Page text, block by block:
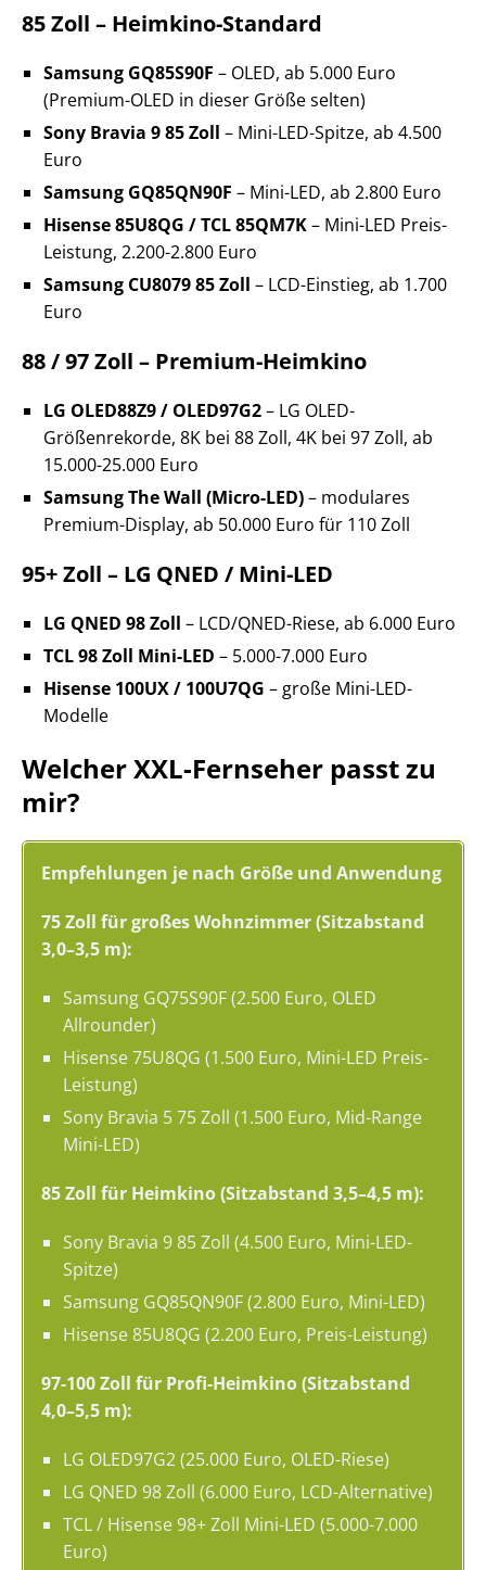
85 Zoll – Heimkino-Standard
Samsung GQ85S90F – OLED, ab 5.000 Euro
(Premium-OLED in dieser Größe selten)
Sony Bravia 9 85 Zoll – Mini-LED-Spitze, ab 4.500
Euro
Samsung GQ85QN90F – Mini-LED, ab 2.800 Euro
Hisense 85U8QG / TCL 85QM7K– Mini-LED Preis-
Leistung, 2.200-2.800 Euro
Samsung CU8079 85 Zoll – LCD-Einstieg, ab 1.700
Euro
88 / 97 Zoll – Premium-Heimkino
LG OLED88Z9 / OLED97G2– LG OLED-
Größenrekorde, 8K bei 88 Zoll, 4K bei 97 Zoll, ab
15.000-25.000 Euro
Samsung The Wall (Micro-LED)– modulares
Premium-Display, ab 50.000 Euro für 110 Zoll
95+ Zoll – LG QNED / Mini-LED
LG QNED 98 Zoll – LCD/QNED-Riese, ab 6.000 Euro
TCL 98 Zoll Mini-LED – 5.000-7.000 Euro
Hisense 100UX / 100U7QG – große Mini-LED-
Modelle
Welcher XXL-Fernseher passt zu
mir?
Empfehlungen je nach Größe und Anwendung
75 Zoll für großes Wohnzimmer (Sitzabstand
3,0–3,5 m):
Samsung GQ75S90F (2.500 Euro, OLED
Allrounder)
Hisense 75U8QG (1.500 Euro, Mini-LED Preis-
Leistung)
Sony Bravia 5 75 Zoll (1.500 Euro, Mid-Range
Mini-LED)
85 Zoll für Heimkino (Sitzabstand 3,5–4,5 m):
Sony Bravia 9 85 Zoll (4.500 Euro, Mini-LED-
Spitze)
Samsung GQ85QN90F (2.800 Euro, Mini-LED)
Hisense 85U8QG (2.200 Euro, Preis-Leistung)
97-100 Zoll für Profi-Heimkino (Sitzabstand
4,0–5,5 m):
LG OLED97G2 (25.000 Euro, OLED-Riese)
LG QNED 98 Zoll (6.000 Euro, LCD-Alternative)
TCL / Hisense 98+ Zoll Mini-LED (5.000-7.000
Euro)